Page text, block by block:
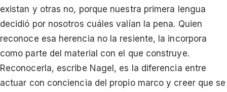
existan y otras no, porque nuestra primera lengua
decidió por nosotros cuáles valían la pena. Quien
reconoce esa herencia no la resiente, la incorpora
como parte del material con el que construye.
Reconocerla, escribe Nagel, es la diferencia entre
actuar con conciencia del propio marco y creer que se